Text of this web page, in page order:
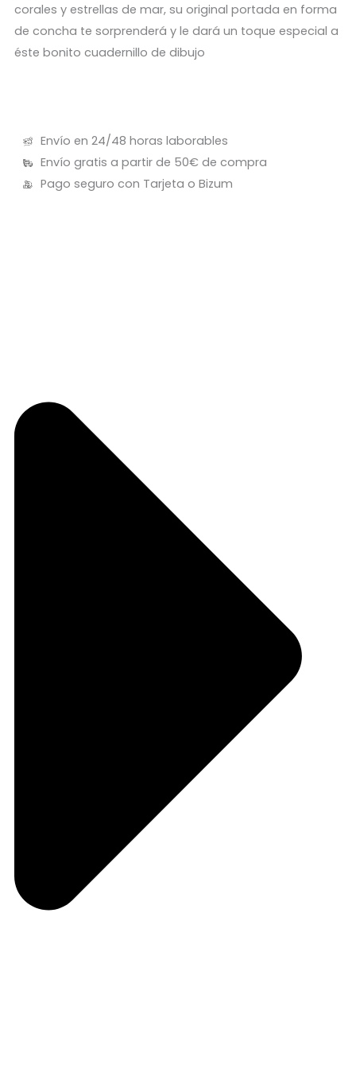
corales y estrellas de mar, su original portada en forma
de concha te sorprenderá y le dará un toque especial a
éste bonito cuadernillo de dibujo
Envío en 24/48 horas laborables
Envío gratis a partir de 50€ de compra
Pago seguro con Tarjeta o Bizum